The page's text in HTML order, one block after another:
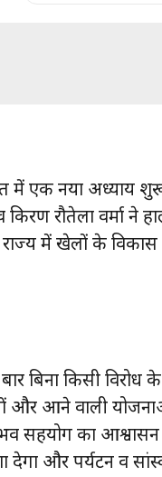
में एक नया अध्याय
किरण रौतेला वर्मा ने
में खेलों के
बिना किसी विरोध
और आने वाली
सहयोग का आश्वासन
देगा और पर्यटन व